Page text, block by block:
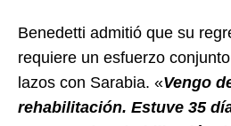
Benedetti admitió que su
requiere un esfuerzo
lazos con Sarabia. «Vengo
rehabilitación. Estuve 35